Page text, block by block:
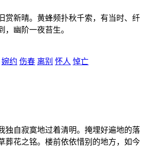
赏新晴。黄蜂频扑秋千索，有当时、纤
，幽阶一夜苔生。
婉约 伤春 离别 怀人 悼亡
独自寂寞地过着清明。掩埋好遍地的落
葬花之铭。楼前依依惜别的地方，如今